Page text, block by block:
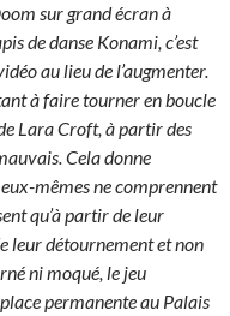
sur grand écran à
de danse Konami, c’est
au lieu de l’augmenter.
à faire tourner en boucle
Lara Croft, à partir des
Cela donne
mêmes ne comprennent
qu’à partir de leur
leur détournement et non
ni moqué, le jeu
permanente au Palais